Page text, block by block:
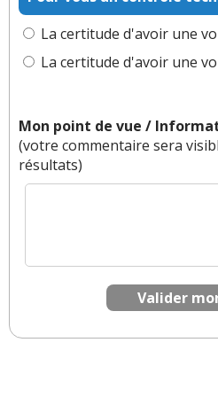
Il y a8réaction(s) sur
Pour les éoliennes, tout
réglementation, on a donc :
> Une obligation par la
d'énergie principale. Si
accessible et
palier d'accès interne par
régissant le pas variable
La certitude d'avoir une
La certitude d'avoir une
Mon point de vue /
(votre commentaire sera
résultats)
Valider